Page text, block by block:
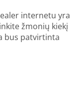
internetu yra
žmonių kiekį
bus patvirtinta